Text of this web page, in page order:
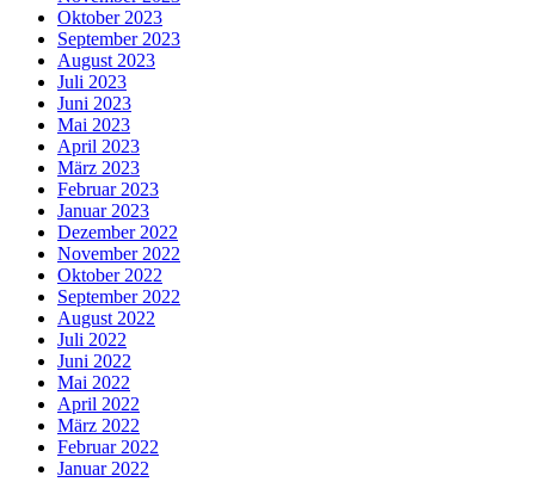
Oktober 2023
September 2023
August 2023
Juli 2023
Juni 2023
Mai 2023
April 2023
März 2023
Februar 2023
Januar 2023
Dezember 2022
November 2022
Oktober 2022
September 2022
August 2022
Juli 2022
Juni 2022
Mai 2022
April 2022
März 2022
Februar 2022
Januar 2022